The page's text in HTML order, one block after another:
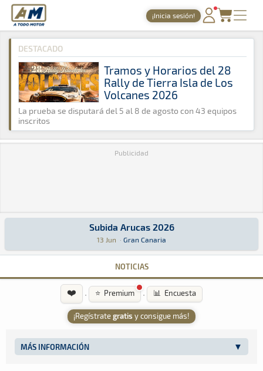
A Todo Motor · Revista del motor desde 1999
¡Inicia sesión!
PORTADA
TIEMPOS ONLINE
NOTICIAS
AGENDA
GALERÍAS
A Todo Motor » Agenda » 2026 » Junio
DESTACADO
Tramos y Horarios del 28
Rally de Tierra Isla de Los
Volcanes 2026
La prueba se disputará del 5 al 8 de agosto con 43 equipos
inscritos
Publicidad
Subida Arucas 2026
13 Jun · Gran Canaria
Montaña · Subida Arucas 2026: Aquí podrás encontrar toda la
Gran Canaria
NOTICIAS
❤️ · ⭐ Premium · 📊 Encuesta
¡Regístrategratis y consigue más!
MÁS INFORMACIÓN